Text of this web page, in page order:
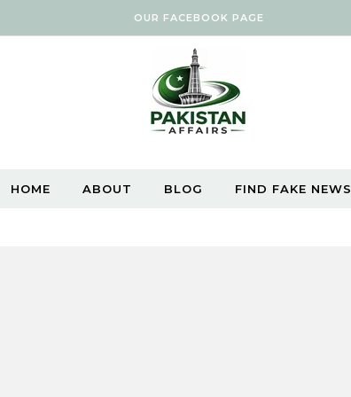
OUR FACEBOOK PAGE
HOME ABOUT BLOG FIND FAKE NEWS